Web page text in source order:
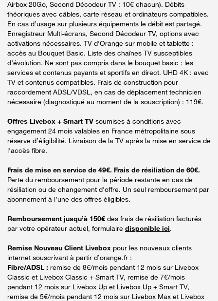
Airbox 20Go, Second Décodeur TV : 10€ chacun). Débits
théoriques avec câbles, carte réseau et ordinateurs compatibles.
En cas d’usage sur plusieurs équipements le débit est partagé.
Enregistreur Multi-écrans, Second Décodeur TV, options avec
activations nécessaires. TV d’Orange sur mobile et tablette :
accès au Bouquet Basic. Liste des chaînes TV susceptibles
d’évolution. Ne sont pas compris dans le bouquet basic : les
services et contenus payants et sportifs en direct. UHD 4K : avec
TV et contenus compatibles. Frais de construction pour
raccordement ADSL/VDSL, en cas de déplacement technicien
nécessaire (diagnostiqué au moment de la souscription) : 119€.
Offres Livebox + Smart TV soumises à conditions avec
engagement 24 mois valables en France métropolitaine sous
réserve d’éligibilité. Livraison de la TV après la mise en service de
l'accès fibre.
Frais de mise en service de 49€. Frais de résiliation de 60€.
Perte du remboursement pour la période restante en cas de
résiliation ou de changement d'offre. Un seul remboursement par
abonnement à l’une des offres éligibles.
Remboursement jusqu’à 150€ des frais de résiliation facturés
par votre opérateur actuel, formulaire disponible ici.
Remise Nouveau Client Livebox pour les nouveaux clients
internet souscrivant à partir d’orange.fr :
Fibre/ADSL : remise de 8€/mois pendant 12 mois sur Livebox
Classic et Livebox Classic + Smart TV, remise de 7€/mois
pendant 12 mois sur Livebox Up et Livebox Up + Smart TV,
remise de 5€/mois pendant 12 mois sur Livebox Max et Livebox